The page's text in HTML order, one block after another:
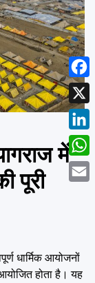
में
पूरी
धार्मिक आयोजनों
होता है। यह
X